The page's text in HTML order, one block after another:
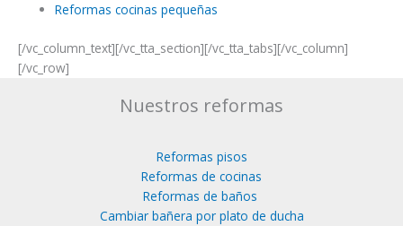
Reformas cocinas pequeñas
[/vc_column_text][/vc_tta_section][/vc_tta_tabs][/vc_column]
[/vc_row]
Nuestros reformas
Reformas pisos
Reformas de cocinas
Reformas de baños
Cambiar bañera por plato de ducha